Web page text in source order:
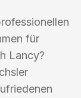
für
Lancy?